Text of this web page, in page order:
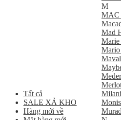
Tất cả
SALE XẢ KHO
Hàng mới về
M
MAC
Mad
Marie
Mario
Milani
Murad